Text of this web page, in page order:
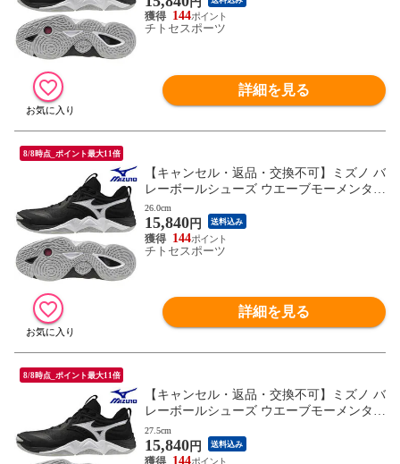
144
チトセスポーツ
詳細を見る
8/8時点_ポイント最大11倍
【キャンセル・返品・交換不可】ミズノ バ
レーボールシューズ ウエーブモーメンタム
ELITE V1GA251254 ユニセックス 2025AW
RFCL
26.0cm
15,840円 送料込み
144
チトセスポーツ
詳細を見る
8/8時点_ポイント最大11倍
【キャンセル・返品・交換不可】ミズノ バ
レーボールシューズ ウエーブモーメンタム
ELITE V1GA251254 ユニセックス 2025AW
RFCL
27.5cm
15,840円 送料込み
144